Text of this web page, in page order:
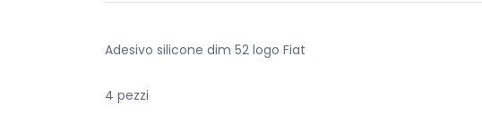
Adesivo silicone dim 52 logo Fiat
4 pezzi